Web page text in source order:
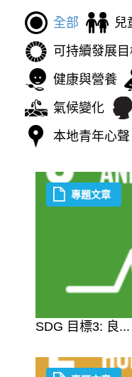
全部
兒
可持續發展
健康與營養
氣候變化
本地青年心聲
SDG 目標3: 良...
專題文章